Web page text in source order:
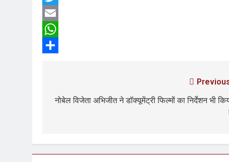
विश्व पुस्तक मेले
नोसेना प्रमुख
डॉ. अम्बेडकर भारत
6 Days Ago
पेपर लीक पर गैर-
Twitter
Email
WhatsApp
नोबेल विजेता अभिजीत ने डॉक्यूमेंट्री फिल्मों का निर्देशन भी